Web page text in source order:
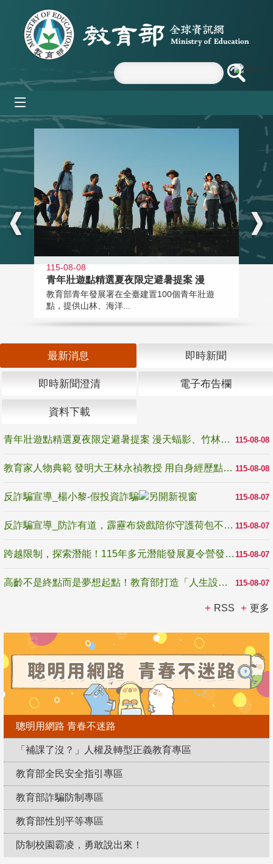
跳到主要內容區塊
:::
115-08-08
青年壯遊點精選夏夜限定避暑提案 漫
教育部青年發展署在全臺建置100個青年壯遊
點，提供山林、海洋...
最新消息 即時新聞
即時新聞澄清 電子布告欄
資料下載
115-08-08
青年壯遊點精選夏夜限定避暑提案 漫天蝠影、竹林尋蛙、茶香夜觀 邀青年暮色出發
115-08-08
教育家人物典範 發明大王林永禎教授 用自身經歷點亮學生的路
115-08-07
反詐騙宣導_楊小黎-假投資詐騙
115-08-07
反詐騙宣導_防詐有道，霹靂布袋戲陪你守護荷包不受騙
115-08-07
跨越限制，探索潛能！115年多元潛能發展夏令營發掘生命無限可能
115-08-07
高齡不是終點而是夢想起點！教育部打造「人生設計夢工場」 參展第3屆高齡健康產業博覽會
RSS 更多
聰明用網路 青春不迷路
「補課了沒？」人權及轉型正義教育專區
教育部全民安全指引專區
教育部詐騙防制專區
教育部性別平等專區
防制校園霸凌，勇敢說出來！